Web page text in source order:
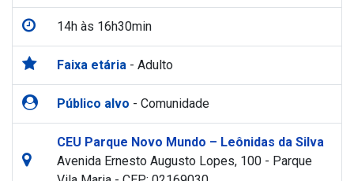
14h às 16h30min
Faixa etária - Adulto
Público alvo - Comunidade
CEU Parque Novo Mundo – Leônidas da Silva
Avenida Ernesto Augusto Lopes, 100 - Parque